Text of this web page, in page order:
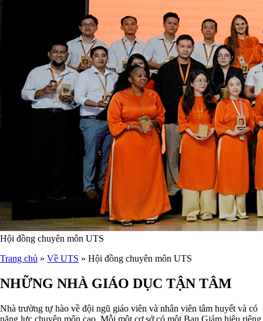
Hội đồng chuyên môn UTS
Trang chủ » Về UTS » Hội đồng chuyên môn UTS
NHỮNG NHÀ GIÁO DỤC TẬN TÂM
Nhà trường tự hào về đội ngũ giáo viên và nhân viên tâm huyết và có
năng lực chuyên môn cao. Mỗi một cơ sở có một Ban Giám hiệu riêng